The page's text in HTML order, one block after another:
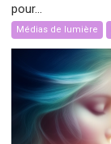
pour...
Médias de lumière